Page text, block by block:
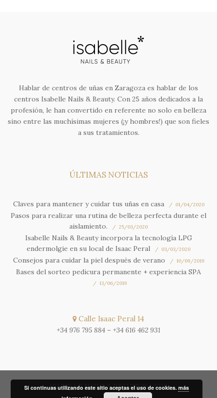
Hablar de centros de uñas en Zaragoza es hablar de los
centros Isabelle Nails & Beauty. Con 25 años dedicados a la
profesión, le han convertido en referente no solo en belleza
sino entre las muchísimas mujeres (¡y hombres!) que son fieles
a sus tratamientos.
ÚLTIMAS NOTICIAS
Claves para mantener y cuidar tus uñas en casa 01/04/2020
Pasos para realizar una rutina de belleza perfecta durante el
aislamiento.
25/03/2020
Isabelle Nails & Beauty incorpora la tecnología LPG
endermolgie en su local de Isaac Peral
03/03/2020
Consejos para cuidar la piel después de verano 10/09/2019
Bases del sorteo pedicura permanente + experiencia SPA
13/06/2019
Calle Isaac Peral 14
+34 976 795 884 – +34 616 462 931
ISABELLE NAILS & BEAUTY® | 2018
Si continuas utilizando este sitio aceptas el uso de cookies.más